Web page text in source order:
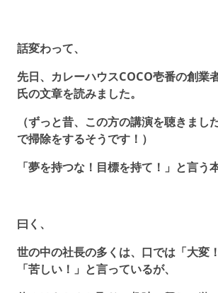
話変わって、
先日、カレーハウスCOCO壱番の創業
氏の文章を読みました。
（ずっと昔、この方の講演を聴きまし
で掃除をするそうです！）
「夢を持つな！目標を持て！」と言う
曰く、
世の中の社長の多くは、口では「大変
「苦しい！」と言っているが、